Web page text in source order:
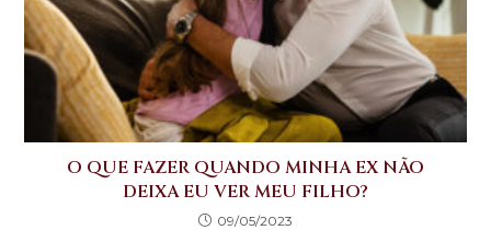
O QUE FAZER QUANDO MINHA EX NÃO
DEIXA EU VER MEU FILHO?
09/05/2023